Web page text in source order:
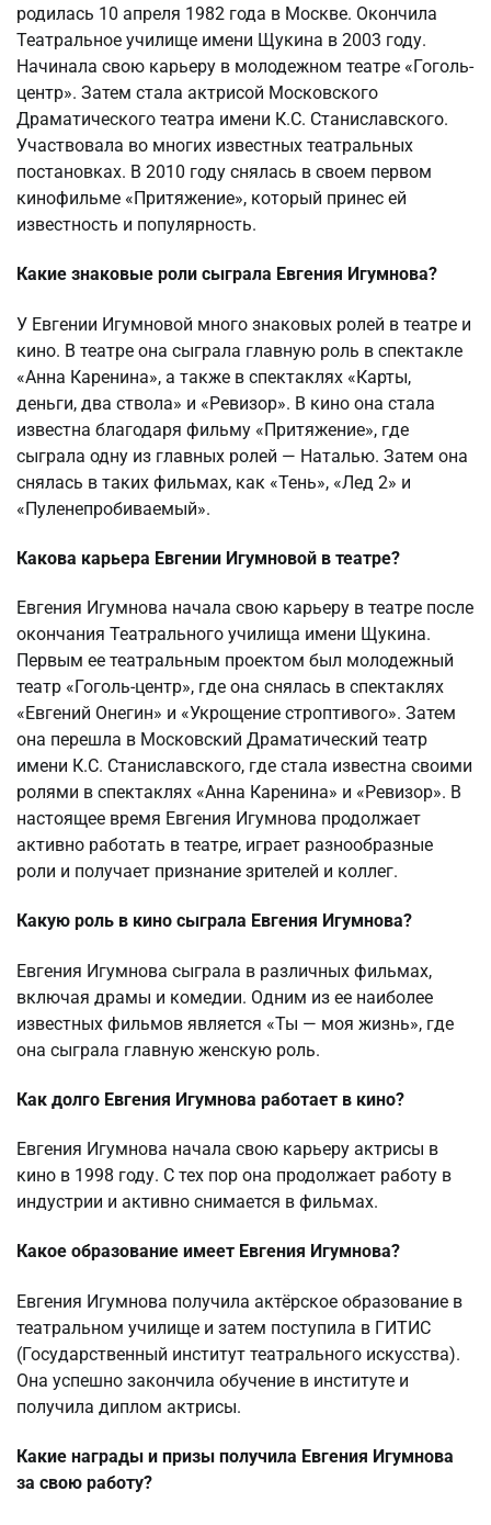
родилась 10 апреля 1982 года в Москве. Окончила
Театральное училище имени Щукина в 2003 году.
Начинала свою карьеру в молодежном театре «Гоголь-
центр». Затем стала актрисой Московского
Драматического театра имени К.С. Станиславского.
Участвовала во многих известных театральных
постановках. В 2010 году снялась в своем первом
кинофильме «Притяжение», который принес ей
известность и популярность.
Какие знаковые роли сыграла Евгения Игумнова?
У Евгении Игумновой много знаковых ролей в театре и
кино. В театре она сыграла главную роль в спектакле
«Анна Каренина», а также в спектаклях «Карты,
деньги, два ствола» и «Ревизор». В кино она стала
известна благодаря фильму «Притяжение», где
сыграла одну из главных ролей — Наталью. Затем она
снялась в таких фильмах, как «Тень», «Лед 2» и
«Пуленепробиваемый».
Какова карьера Евгении Игумновой в театре?
Евгения Игумнова начала свою карьеру в театре после
окончания Театрального училища имени Щукина.
Первым ее театральным проектом был молодежный
театр «Гоголь-центр», где она снялась в спектаклях
«Евгений Онегин» и «Укрощение строптивого». Затем
она перешла в Московский Драматический театр
имени К.С. Станиславского, где стала известна своими
ролями в спектаклях «Анна Каренина» и «Ревизор». В
настоящее время Евгения Игумнова продолжает
активно работать в театре, играет разнообразные
роли и получает признание зрителей и коллег.
Какую роль в кино сыграла Евгения Игумнова?
Евгения Игумнова сыграла в различных фильмах,
включая драмы и комедии. Одним из ее наиболее
известных фильмов является «Ты — моя жизнь», где
она сыграла главную женскую роль.
Как долго Евгения Игумнова работает в кино?
Евгения Игумнова начала свою карьеру актрисы в
кино в 1998 году. С тех пор она продолжает работу в
индустрии и активно снимается в фильмах.
Какое образование имеет Евгения Игумнова?
Евгения Игумнова получила актёрское образование в
театральном училище и затем поступила в ГИТИС
(Государственный институт театрального искусства).
Она успешно закончила обучение в институте и
получила диплом актрисы.
Какие награды и призы получила Евгения Игумнова
за свою работу?